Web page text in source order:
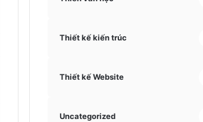
Thiết kế kiến trúc
Thiết kế Website
Uncategorized